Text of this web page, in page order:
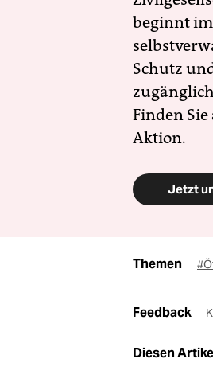
beginnt
Schutz
Finden
Aktion.
Jetzt
Themen
Feedback
Diesen